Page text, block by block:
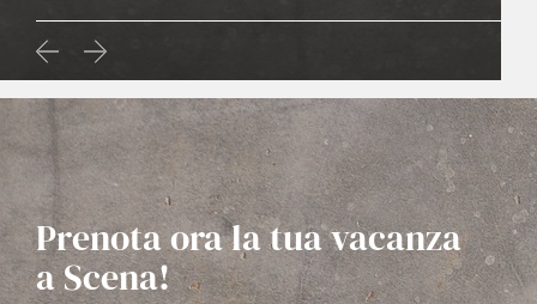
Prenota ora la tua vacanza
a Scena!